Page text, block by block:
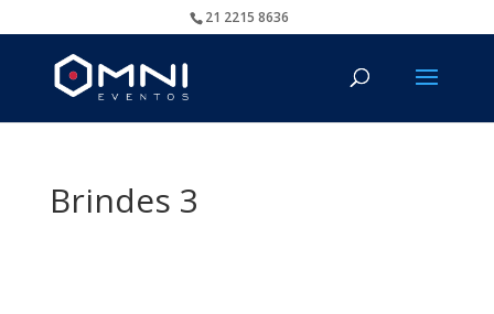
21 2215 8636
Brindes 3